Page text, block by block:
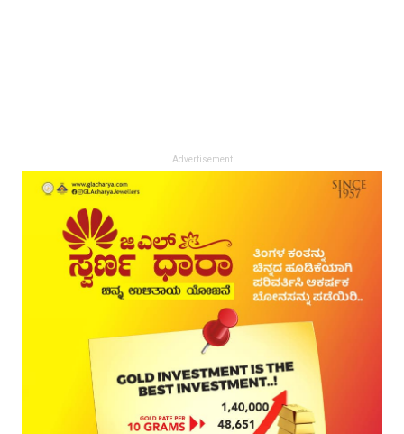
Advertisement